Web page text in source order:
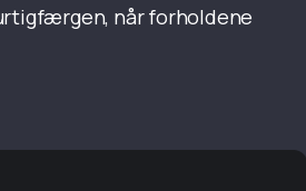
når forholdene